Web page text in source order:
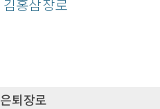
김홍삼 장로
은퇴장로